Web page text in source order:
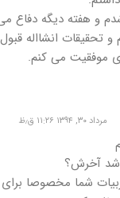
و هفته دیگه دفاع
و تحقیقات انشااله
موفقیت می کنم.
مرداد ۳۰, ۱۳۹۴ ۱۱:۲۶ ق٫ظ
آخرش؟
شما مخصوصا